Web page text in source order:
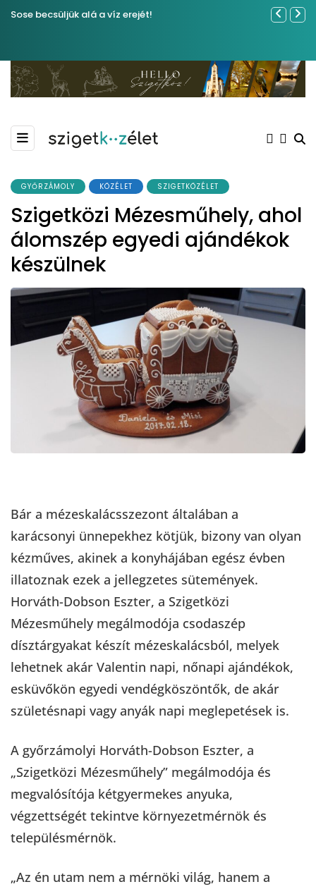
Sose becsüljük alá a víz erejét!
Közel
GYŐRZÁMOLY KÖZÉLET SZIGETKÖZÉLET
Szigetközi Mézesműhely, ahol
álomszép egyedi ajándékok
készülnek
Bár a mézeskalácsszezont általában a
karácsonyi ünnepekhez kötjük, bizony van olyan
kézműves, akinek a konyhájában egész évben
illatoznak ezek a jellegzetes sütemények.
Horváth-Dobson Eszter, a Szigetközi
Mézesműhely megálmodója csodaszép
dísztárgyakat készít mézeskalácsból, melyek
lehetnek akár Valentin napi, nőnapi ajándékok,
esküvőkön egyedi vendégköszöntők, de akár
születésnapi vagy anyák napi meglepetések is.
A győrzámolyi Horváth-Dobson Eszter, a
„Szigetközi Mézesműhely” megálmodója és
megvalósítója kétgyermekes anyuka,
végzettségét tekintve környezetmérnök és
településmérnök.
„Az én utam nem a mérnöki világ, hanem a